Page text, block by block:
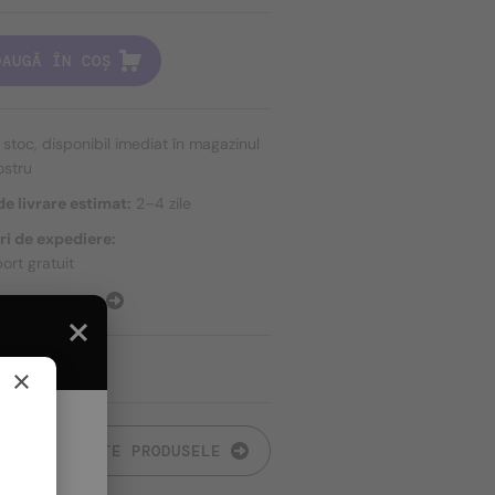
ÎN COȘ
stoc, disponibil imediat în magazinul
livrare estimat: 2–4 zile
de expediere:
gratuit
EXPEDIERE
TOATE PRODUSELE
×